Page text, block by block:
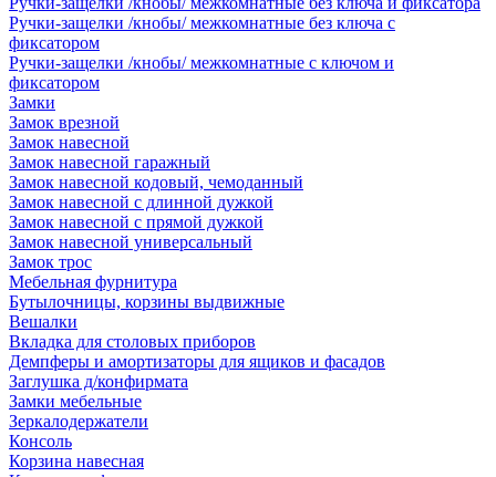
Ручки-защелки /кнобы/ межкомнатные без ключа с
фиксатором
Ручки-защелки /кнобы/ межкомнатные с ключом и
фиксатором
Замки
Замок врезной
Замок навесной
Замок навесной гаражный
Замок навесной кодовый, чемоданный
Замок навесной с длинной дужкой
Замок навесной с прямой дужкой
Замок навесной универсальный
Замок трос
Мебельная фурнитура
Бутылочницы, корзины выдвижные
Вешалки
Вкладка для столовых приборов
Демпферы и амортизаторы для ящиков и фасадов
Заглушка д/конфирмата
Замки мебельные
Зеркалодержатели
Консоль
Корзина навесная